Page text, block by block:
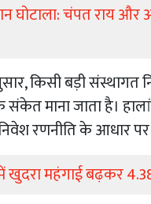
घोटाला: चंपत राय और
किसी बड़ी संस्थागत
माना जाता है।
रणनीति के आधार पर
महंगाई बढ़कर